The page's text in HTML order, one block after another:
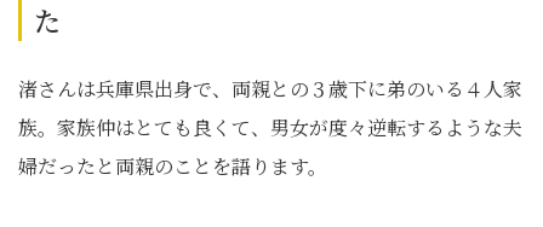
た
渚さんは兵庫県出身で、両親との３歳下に弟のいる４人家
族。家族仲はとても良くて、男女が度々逆転するような夫
婦だったと両親のことを語ります。